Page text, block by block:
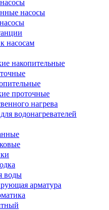
насосы
насосам
накопительные
проточные
нагрева
водонагревателей
воды
арматура